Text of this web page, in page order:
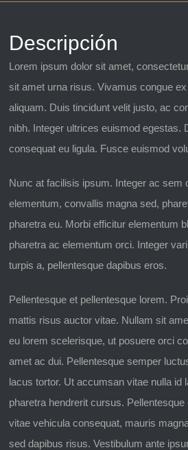
Descripción
Lorem ipsum dolor sit amet,
sit amet urna risus. Vivamus congue
aliquam. Duis tincidunt velit justo, ac
nibh. Integer ultrices euismod egestas.
consequat eu ligula. Fusce euismod
Nunc at facilisis ipsum. Integer ac sem
elementum, convallis magna sed,
pharetra eu. Morbi efficitur elementum
pharetra ac elementum orci. Integer
turpis a, pellentesque dapibus eros.
Pellentesque et pellentesque lorem.
mattis risus auctor vitae. Nullam sit
eu lorem scelerisque, ut posuere orci
amet ac dui. Pellentesque semper
lacus tortor. Ut accumsan vitae nulla id
pharetra hendrerit cursus.
vitae vehicula consequat, mauris
sed dapibus risus. Vestibulum ante